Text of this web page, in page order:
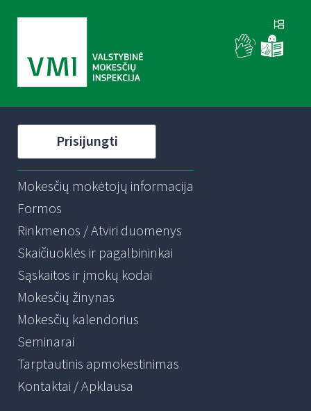
Prisijungti
Mokesčių mokėtojų informacija
Formos
Rinkmenos / Atviri duomenys
Skaičiuoklės ir pagalbininkai
Sąskaitos ir įmokų kodai
Mokesčių žinynas
Mokesčių kalendorius
Seminarai
Tarptautinis apmokestinimas
Kontaktai / Apklausa